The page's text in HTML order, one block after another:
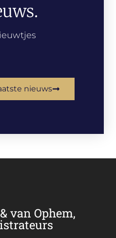
nieuws
van Ophem,